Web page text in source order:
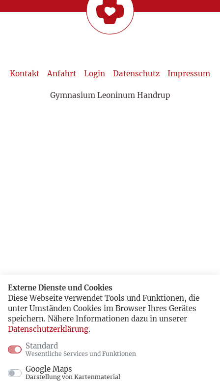
Kontakt Anfahrt Login Datenschutz Impressum
Gymnasium Leoninum Handrup
Externe Dienste und Cookies
Diese Webseite verwendet Tools und Funktionen, die
unter Umständen Cookies im Browser Ihres Gerätes
speichern. Nähere Informationen dazu in unserer
Datenschutzerklärung.
Standard
Wesentliche Services und Funktionen
Google Maps
Darstellung von Kartenmaterial